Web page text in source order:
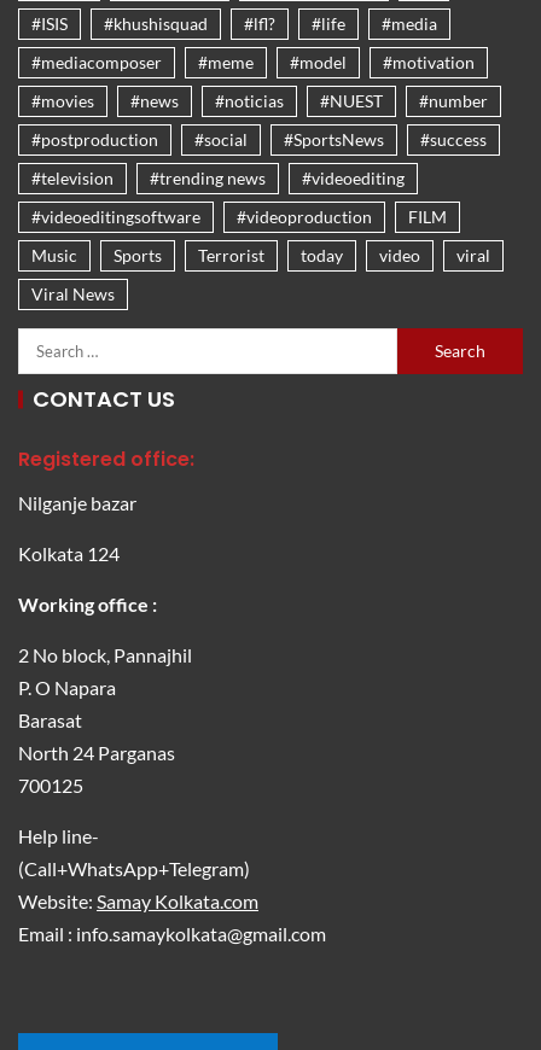
#ISIS
#khushisquad #lfl? #life
#media
#mediacomposer
#meme #model
#motivation
#movies
#news #noticias #NUEST
#number
#postproduction
#social #SportsNews
#success
#television
#trending news
#videoediting
#videoeditingsoftware
#videoproduction
FILM
Music
Sports Terrorist today video
viral
Viral News
CONTACT US
Registered office:
Nilganje bazar
Kolkata 124
Working office :
2 No block, Pannajhil
P. O Napara
Barasat
North 24 Parganas
700125
Help line-
(Call+WhatsApp+Telegram)
Website: Samay Kolkata.com
Email : info.samaykolkata@gmail.com